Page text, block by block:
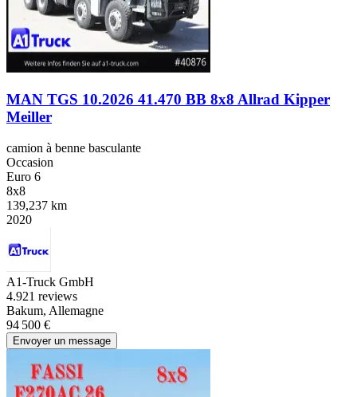
MAN TGS 10.2026 41.470 BB 8x8 Allrad Kipper
Meiller
camion à benne basculante
Occasion
Euro 6
8x8
139,237 km
2020
A1-Truck GmbH
4.921 reviews
Bakum, Allemagne
94 500 €
Envoyer un message